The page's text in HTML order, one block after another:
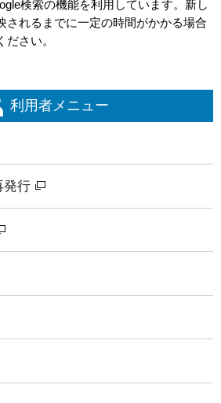
利用者メニュー
発行
検索の機能を利用しています。新し
されるまでに一定の時間がかかる場合
さい。